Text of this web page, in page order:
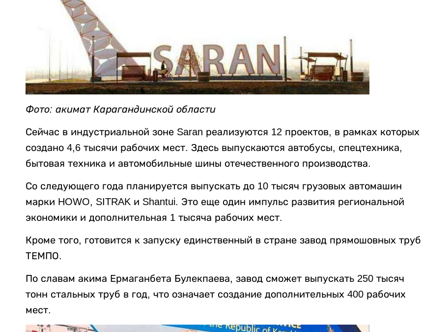
Фото: акимат Карагандинской области
Сейчас в индустриальной зоне Saran реализуются 12 проектов, в рамках которых
создано 4,6 тысячи рабочих мест. Здесь выпускаются автобусы, спецтехника,
бытовая техника и автомобильные шины отечественного производства.
Со следующего года планируется выпускать до 10 тысяч грузовых автомашин
марки HOWO, SITRAK и Shantui. Это еще один импульс развития региональной
экономики и дополнительная 1 тысяча рабочих мест.
Кроме того, готовится к запуску единственный в стране завод прямошовных труб
ТЕМПО.
По славам акима Ермаганбета Булекпаева, завод сможет выпускать 250 тысяч
тонн стальных труб в год, что означает создание дополнительных 400 рабочих
мест.